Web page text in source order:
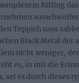
Riffing
Teppich nass
Black Metal der
nicht weniger,
es, in mir die
sei es durch dieses